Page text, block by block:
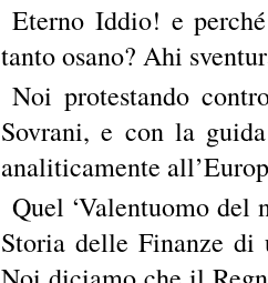
Eterno Iddio! e
tanto osano? Ahi
Noi protestando
Sovrani, e con la
analiticamente
Quel ‘Valentuomo del
Storia delle Finanze di